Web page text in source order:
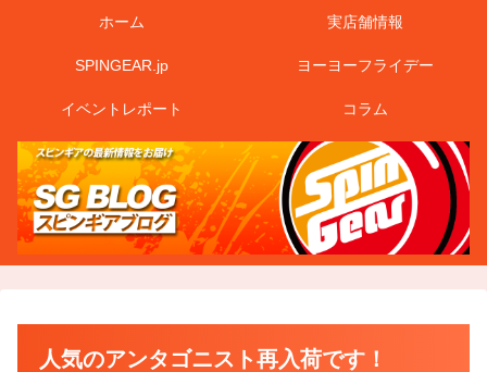
ホーム 実店舗情報
SPINGEAR.jp ヨーヨーフライデー
イベントレポート コラム
人気のアンタゴニスト再入荷です！